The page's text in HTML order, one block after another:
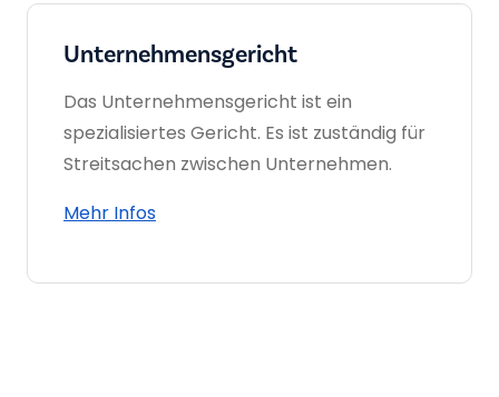
Unternehmens­gericht
Das Unternehmensgericht ist ein
spezialisiertes Gericht. Es ist zuständig für
Streitsachen zwischen Unternehmen.
Mehr Infos